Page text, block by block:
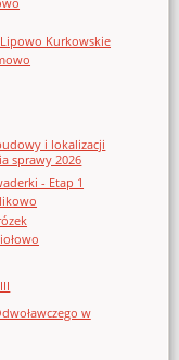
Kurkowskie
i lokalizacji
sprawy 2026
- Etap 1
w